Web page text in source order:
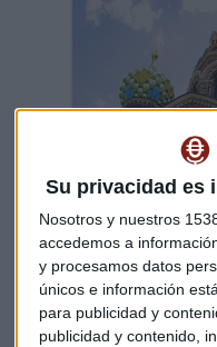
Su privacidad es
Nosotros y nuestros
accedemos a
y procesamos datos
únicos e información
para publicidad y
publicidad y contenido,
San Petersburgo,
(para inversores)
El SPb Exchange
desde las 18:00
algunos de los
Capital Radio / /